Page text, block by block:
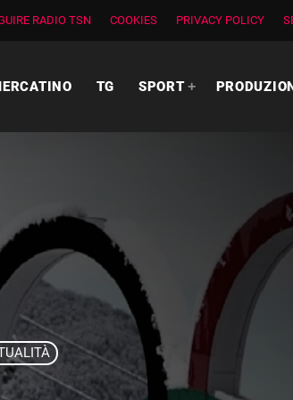
RADIO TSN COOKIES PRIVACY POLICY
TG SPORT